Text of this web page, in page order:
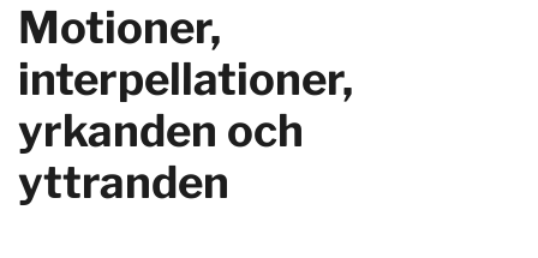
Motioner,
interpellationer,
yrkanden och
yttranden